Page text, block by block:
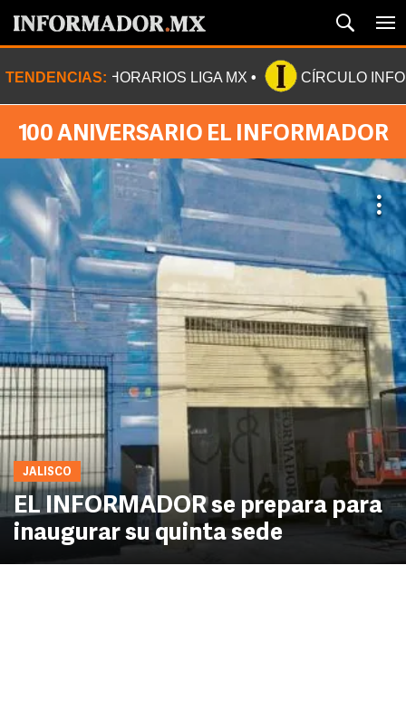
TENDENCIAS: HORARIOS LIGA MX CÍRCULO
100 ANIVERSARIO EL INFORMADOR
JALISCO
EL INFORMADOR se prepara para
inaugurar su quinta sede